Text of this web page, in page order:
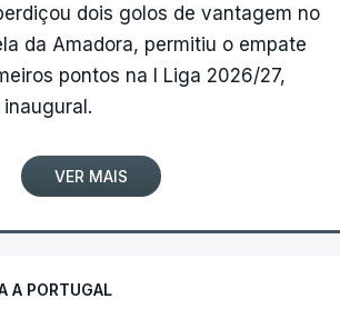
dois golos de vantagem no
da Amadora, permitiu o empate
pontos na I Liga 2026/27,
VER MAIS
A PORTUGAL